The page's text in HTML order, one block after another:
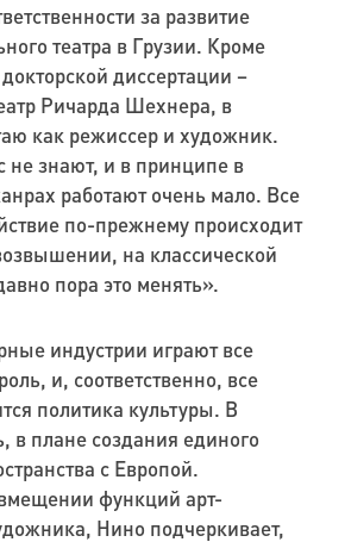
за развитие
театра в Грузии. Кроме
диссертации –
Ричарда Шехнера, в
как режиссер и художник.
не знают, и в принципе в
работают очень мало. Все
по-прежнему происходит
на классической
пора это менять».
индустрии играют все
и, соответственно, все
политика культуры. В
в плане создания единого
с Европой.
функций арт-
Нино подчеркивает,